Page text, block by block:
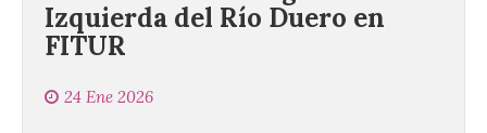
Izquierda del Río Duero en
FITUR
24 Ene 2026